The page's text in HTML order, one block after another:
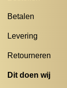
Betalen
Levering
Retourneren
Dit doen wij